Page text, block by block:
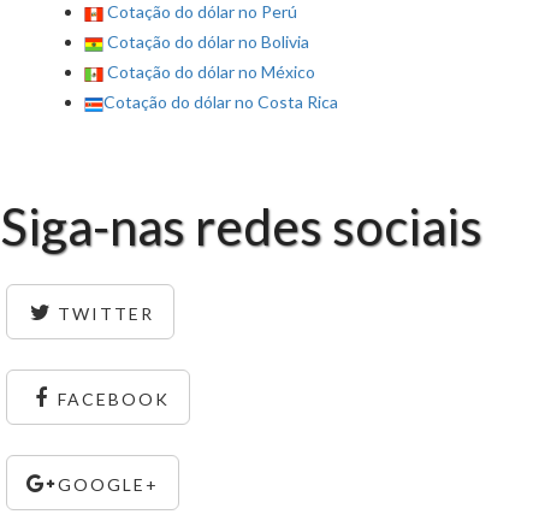
Cotação do dólar no Perú
Cotação do dólar no Bolivia
Cotação do dólar no México
Cotação do dólar no Costa Rica
Siga-nas redes sociais
TWITTER
FACEBOOK
GOOGLE+